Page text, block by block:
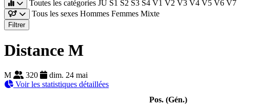
Toutes les catégories JU S1 S2 S3 S4 V1 V2 V3 V4 V5 V6 V7
Tous les sexes Hommes Femmes Mixte
Filtrer
Distance M
M 320
dim. 24 mai
Voir les statistiques détaillées
Pos. (Gén.)